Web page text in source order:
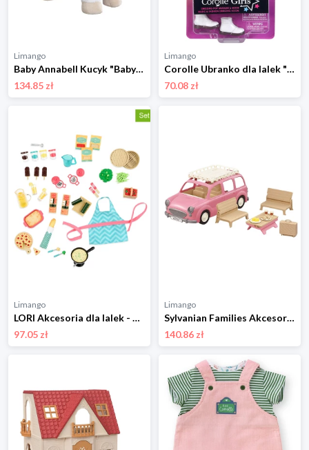
Limango
Baby Annabell Kucyk "Baby Annabell - Little Sweet Pony" dla lalek - 3+ rozmiar: onesize
134.85 zł
Limango
Corolle Ubranko dla lalek "Corolle Musik & Fashion" - 4+ rozmiar: onesize
70.08 zł
Limango
LORI Akcesoria dla lalek - 3+ rozmiar: onesize
97.05 zł
Limango
Sylvanian Families Akcesoria dla lalek "Family car with picnic supplies" - 3+ rozmiar: onesize
140.86 zł